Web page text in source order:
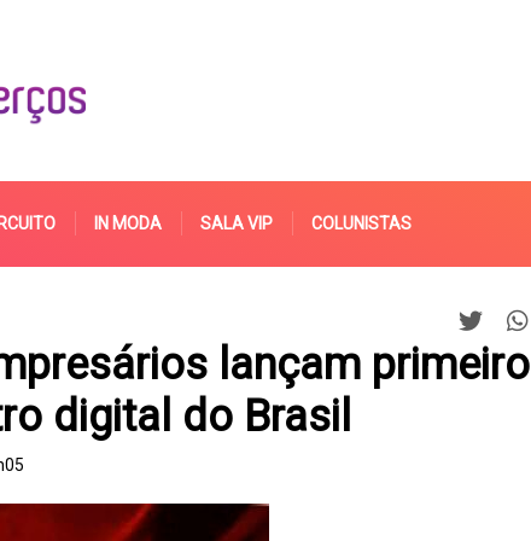
IN MODA SALA VIP COLUNISTAS
lançam primeiro
digital do Brasil